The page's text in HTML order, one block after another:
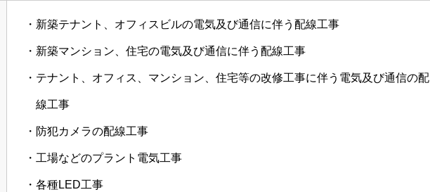
・新築テナント、オフィスビルの電気及び通信に伴う配線工事
・新築マンション、住宅の電気及び通信に伴う配線工事
・テナント、オフィス、マンション、住宅等の改修工事に伴う電気及び通信の配
線工事
・防犯カメラの配線工事
・工場などのプラント電気工事
・各種LED工事